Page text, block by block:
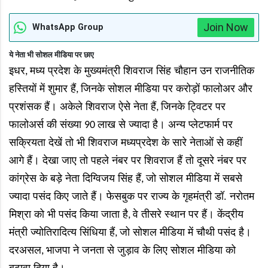
WhatsApp Group Join Now
ये नेता भी सोशल मीडिया पर छाए
इधर,मध्य प्रदेश के मुख्यमंत्री शिवराज सिंह चौहान उन राजनीतिक
हस्तियों में शुमार हैं,जिनके सोशल मीडिया पर करोड़ों फालोअर और
प्रशंसक हैं। अकेले शिवराज ऐसे नेता हैं,जिनके ट्विटर पर
फालोअर्स की संख्या 90लाख से ज्यादा है। अन्य प्लेटफार्म पर
सक्रियता देखें तो भी शिवराज मध्यप्रदेश के सारे नेताओं से कहीं
आगे हैं। देखा जाए तो पहले नंबर पर शिवराज हैं तो दूसरे नंबर पर
कांग्रेस के बड़े नेता दिग्विजय सिंह हैं,जो सोशल मीडिया में सबसे
ज्यादा पसंद किए जाते हैं। फेसबुक पर राज्य के गृहमंत्री डॉ. नरोतम
मिश्रा को भी पसंद किया जाता है,वे तीसरे स्थान पर हैं। केंद्रीय
मंत्री ज्योतिरादित्य सिंधिया हैं,जो सोशल मीडिया में चौथी पसंद है।
दरअसल, भाजपा ने जनता से जुड़ाव के लिए सोशल मीडिया को